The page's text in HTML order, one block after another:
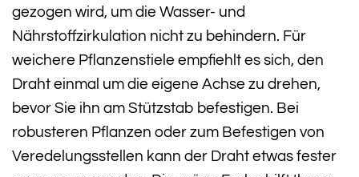
gezogen wird, um die Wasser- und
Nährstoffzirkulation nicht zu behindern. Für
weichere Pflanzenstiele empfiehlt es sich, den
Draht einmal um die eigene Achse zu drehen,
bevor Sie ihn am Stützstab befestigen. Bei
robusteren Pflanzen oder zum Befestigen von
Veredelungsstellen kann der Draht etwas fester